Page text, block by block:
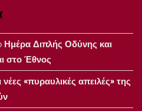
Ημέρα Διπλής Οδύνης και
στο Έθνος
νέες «πυραυλικές απειλές» της